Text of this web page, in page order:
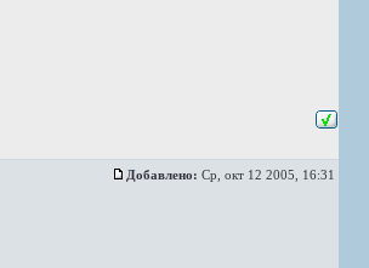
Добавлено: Ср, окт 12 2005, 16:31